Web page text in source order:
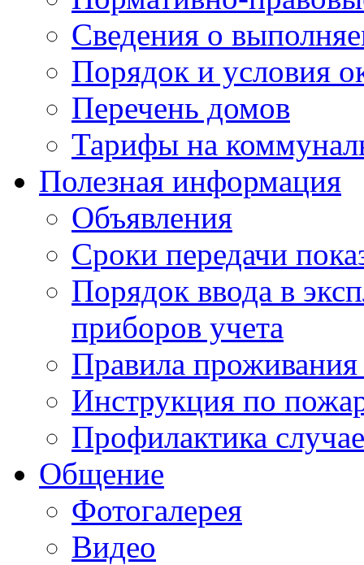
Сведения о
Порядок и условия
Перечень домов
Тарифы на
Полезная информация
Объявления
Сроки передачи
Порядок ввода в
приборов учета
Правила
Инструкция по
Профилактика
Общение
Фотогалерея
Видео